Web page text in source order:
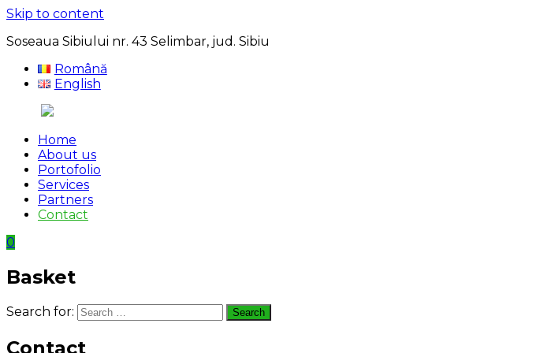
Skip to content
Soseaua Sibiului nr. 43 Selimbar, jud. Sibiu
Română
English
Home
About us
Portofolio
Services
Partners
Contact
0
Basket
Search for: Search
Contact